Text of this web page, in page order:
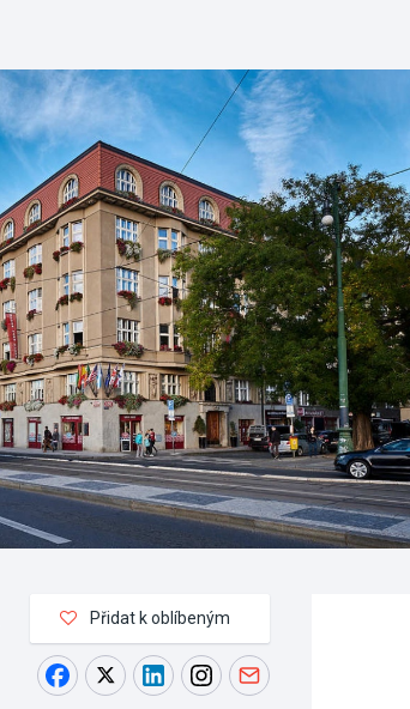
Přidat k oblíbeným